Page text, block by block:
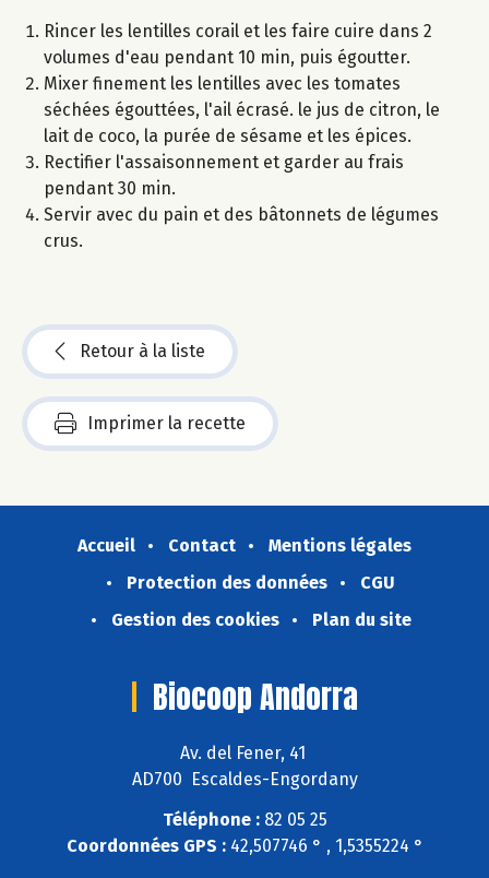
Rincer les lentilles corail et les faire cuire dans 2
volumes d'eau pendant 10 min, puis égoutter.
Mixer finement les lentilles avec les tomates
séchées égouttées, l'ail écrasé. le jus de citron, le
lait de coco, la purée de sésame et les épices.
Rectifier l'assaisonnement et garder au frais
pendant 30 min.
Servir avec du pain et des bâtonnets de légumes
crus.
Retour à la liste
Imprimer la recette
Accueil Contact
Mentions légales
Protection des données
CGU
Gestion des cookies
Plan du site
Biocoop Andorra
Av. del Fener, 41
AD700 Escaldes-Engordany
Téléphone :82 05 25
Coordonnées GPS :42,507746 ° , 1,5355224 °